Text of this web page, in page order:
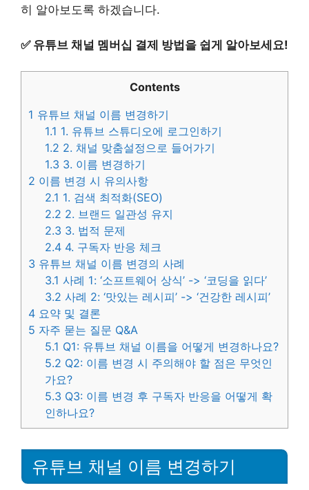
히 알아보도록 하겠습니다.
✅ 유튜브 채널 멤버십 결제 방법을 쉽게 알아보세요!
Contents
1 유튜브 채널 이름 변경하기
1.1 1. 유튜브 스튜디오에 로그인하기
1.2 2. 채널 맞춤설정으로 들어가기
1.3 3. 이름 변경하기
2 이름 변경 시 유의사항
2.1 1. 검색 최적화(SEO)
2.2 2. 브랜드 일관성 유지
2.3 3. 법적 문제
2.4 4. 구독자 반응 체크
3 유튜브 채널 이름 변경의 사례
3.1 사례 1: ‘소프트웨어 상식’ -> ‘코딩을 읽다’
3.2 사례 2: ‘맛있는 레시피’ -> ‘건강한 레시피’
4 요약 및 결론
5 자주 묻는 질문 Q&A
5.1 Q1: 유튜브 채널 이름을 어떻게 변경하나요?
5.2 Q2: 이름 변경 시 주의해야 할 점은 무엇인
가요?
5.3 Q3: 이름 변경 후 구독자 반응을 어떻게 확
인하나요?
유튜브 채널 이름 변경하기